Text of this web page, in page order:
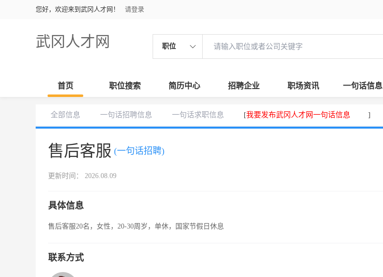
您好，欢迎来到武冈人才网！ 请登录
武冈人才网 职位
首页 职位搜索 简历中心 招聘企业 职场资讯 一句话信息
全部信息 一句话招聘信息 一句话求职信息 [我要发布武冈人才网一句话信息 ]
售后客服 (一句话招聘)
更新时间： 2026.08.09
具体信息
售后客服20名，女性，20-30周岁，单休，国家节假日休息
联系方式